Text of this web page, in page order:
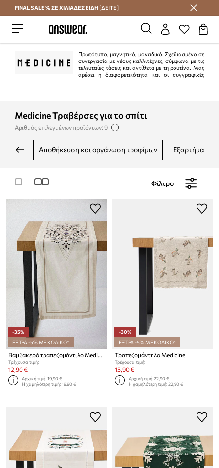
Εξοικονομήστε με το Answear Club
FINAL SALE % ΣΕ ΧΙΛΙΑΔΕΣ ΕΙΔΗ [ΔΕΙΤΕ]
Πρωτότυπο, μαγνητικό, μοναδικό. Σχεδιασμένο σε
συνεργασία με νέους καλλιτέχνες, σύμφωνα με τις
τελευταίες τάσεις και αντίθετα με τη ρουτίνα. Μας
αρέσει η διαφορετικότητα και οι συγγραφικές
Medicine Τραβέρσες για το σπίτι
Αριθμός επιλεγμένων προϊόντων: 9
αποθήκευση και οργάνωση τροφίμων εξαρτήματα
Φίλτρο
-35%
ΕΞΤΡΑ -5% ΜΕ ΚΩΔΙΚΟ*
Βαμβακερό τραπεζομάντιλο Medicine
Τρέχουσα τιμή:
12,90 €
Αρχική τιμή:19,90 €
Η χαμηλότερη τιμή:19,90 €
-30%
ΕΞΤΡΑ -5% ΜΕ ΚΩΔΙΚΟ*
Τραπεζομάντηλο Medicine
Τρέχουσα τιμή:
15,90 €
Αρχική τιμή:22,90 €
Η χαμηλότερη τιμή:22,90 €